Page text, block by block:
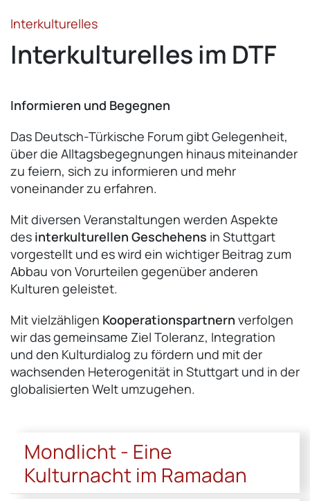
Interkulturelles
Interkulturelles im DTF
Informieren und Begegnen
Das Deutsch-Türkische Forum gibt Gelegenheit,
über die Alltagsbegegnungen hinaus miteinander
zu feiern, sich zu informieren und mehr
voneinander zu erfahren.
Mit diversen Veranstaltungen werden Aspekte
des interkulturellen Geschehens in Stuttgart
vorgestellt und es wird ein wichtiger Beitrag zum
Abbau von Vorurteilen gegenüber anderen
Kulturen geleistet.
Mit vielzähligen Kooperationspartnern verfolgen
wir das gemeinsame Ziel Toleranz, Integration
und den Kulturdialog zu fördern und mit der
wachsenden Heterogenität in Stuttgart und in der
globalisierten Welt umzugehen.
Mondlicht - Eine
Kulturnacht im Ramadan